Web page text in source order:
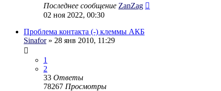
Последнее сообщение ZanZag
02 ноя 2022, 00:30
Проблема контакта (-) клеммы АКБ
Sinafor» 28 янв 2010, 11:29
1
2
33 Ответы
78267 Просмотры